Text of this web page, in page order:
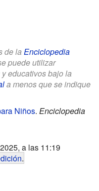
de la Enciclopedia
puede utilizar
educativos bajo la
a menos que se indique
Niños. Enciclopedia
a las 11:19
.